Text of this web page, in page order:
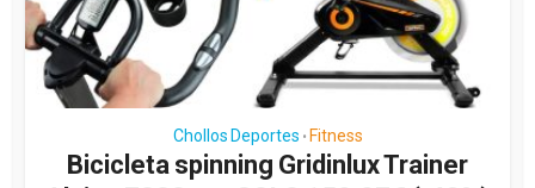
Chollos Deportes • Fitness
Bicicleta spinning Gridinlux Trainer